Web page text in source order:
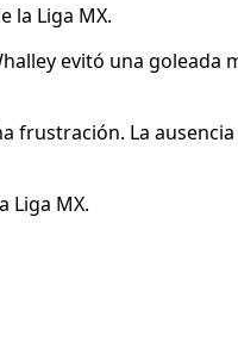
la Liga MX.
evitó una goleada
frustración. La
Liga MX.